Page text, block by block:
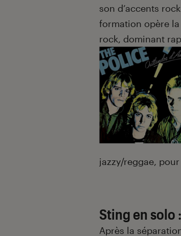
son d’accents
formation opère
rock, dominant
jazzy/reggae,
Sting en solo
Après la